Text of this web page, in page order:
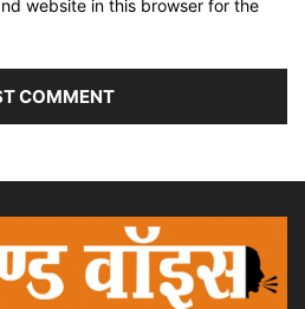
website in this browser for the